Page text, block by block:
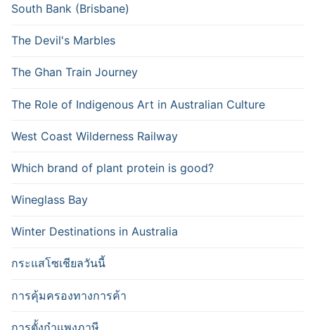
South Bank (Brisbane)
The Devil's Marbles
The Ghan Train Journey
The Role of Indigenous Art in Australian Culture
West Coast Wilderness Railway
Which brand of plant protein is good?
Wineglass Bay
Winter Destinations in Australia
กระแสโซเชียลวันนี้
การคุ้มครองทางการค้า
การตั้งกำแพงภาษี